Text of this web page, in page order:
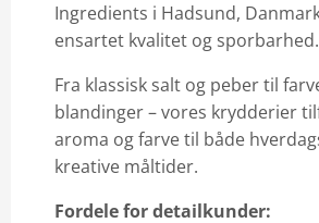
Ingredients i Hadsund,
ensartet kvalitet og sporbarhed.
Fra klassisk salt og peber til
blandinger – vores krydderier
aroma og farve til både
kreative måltider.
Fordele for detailkunder: